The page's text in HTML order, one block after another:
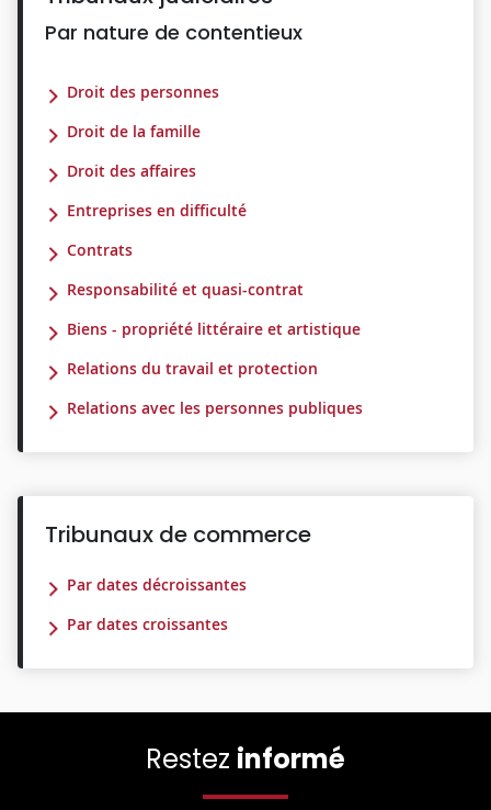
Par nature de contentieux
Droit des personnes
Droit de la famille
Droit des affaires
Entreprises en difficulté
Contrats
Responsabilité et quasi-contrat
Biens - propriété littéraire et artistique
Relations du travail et protection
Relations avec les personnes publiques
Tribunaux de commerce
Par dates décroissantes
Par dates croissantes
Restez informé